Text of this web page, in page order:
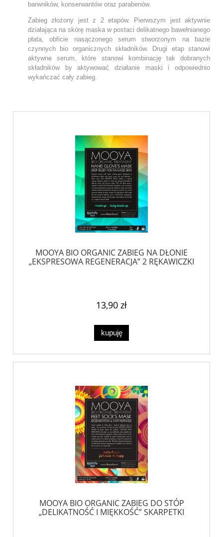
barwników, konserwantów oraz parabenów.
Zabieg złożony jest z 2 etapów. Pierwszym jest aktywnie
działająca na skórę maska w postaci delikatnego bawełnianego
płata, obficie nasączonego serum stworzonym na bazie
czynnych bio organicznych składników. Drugi etap stanowi
aktywne serum, które stanowi kombinację tak dobranych
składników by aktywować działanie maski i odpowiednio
wykańczać cały zabieg.
MOOYA BIO ORGANIC ZABIEG NA DŁONIE
„EKSPRESOWA REGENERACJA” 2 RĘKAWICZKI
13,90 zł
kupuję
MOOYA BIO ORGANIC ZABIEG DO STÓP
„DELIKATNOŚĆ I MIĘKKOŚĆ” SKARPETKI